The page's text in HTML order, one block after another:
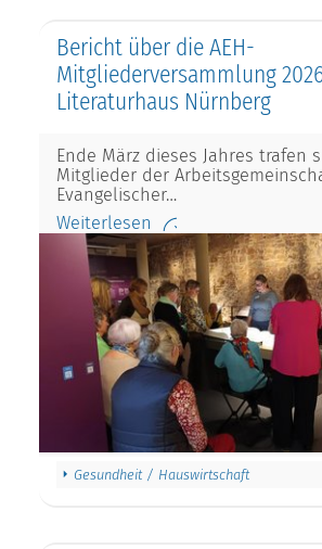
Bericht über die AEH-
Mitgliederversammlung
Literaturhaus Nürnberg
Ende März dieses Jahres trafen
Mitglieder der
Evangelischer…
Weiterlesen
Gesundheit / Hauswirtschaft